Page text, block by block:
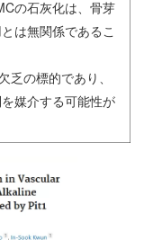
の石灰化は、骨芽
は無関係であるこ
の標的であり、
媒介する可能性が